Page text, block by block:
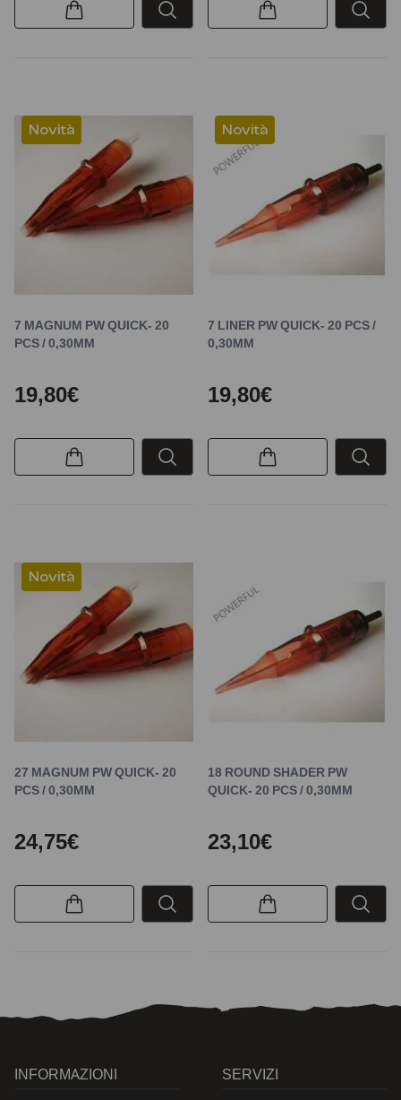
Novità
7 MAGNUM PW QUICK- 20
PCS / 0,30MM
19,80€
Novità
7 LINER PW QUICK- 20 PCS /
0,30MM
19,80€
Novità
27 MAGNUM PW QUICK- 20
PCS / 0,30MM
24,75€
18 ROUND SHADER PW
QUICK- 20 PCS / 0,30MM
23,10€
INFORMAZIONI
SERVIZI